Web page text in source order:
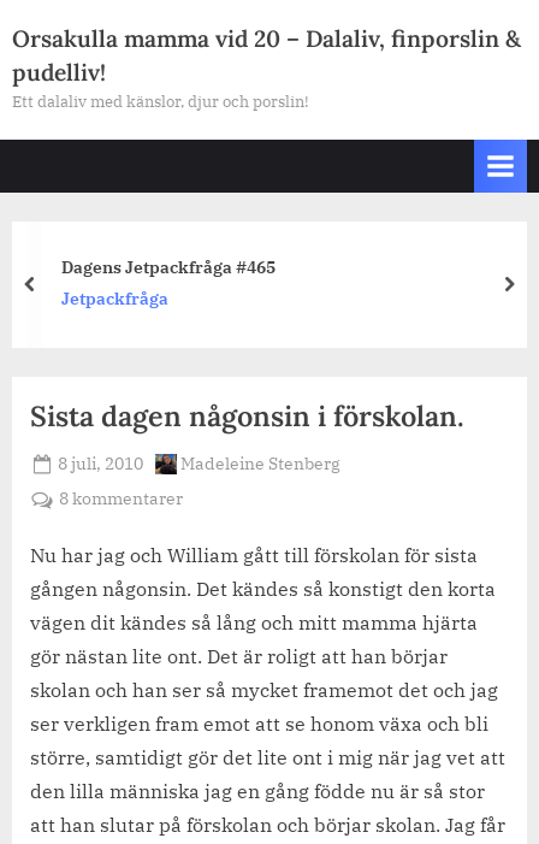
to
content
Orsakulla mamma vid 20 – Dalaliv, finporslin &
pudelliv!
Ett dalaliv med känslor, djur och porslin!
Dagens Jetpackfråga #465
Jetpackfråga
prev
Sista dagen någonsin i förskolan.
Posted
on
8 juli, 2010 By
Madeleine Stenberg
8 kommentarertill
dagen
någonsin
förskolan.
Nu har jag och William gått till förskolan för sista
gången någonsin. Det kändes så konstigt den korta
vägen dit kändes så lång och mitt mamma hjärta
gör nästan lite ont. Det är roligt att han börjar
skolan och han ser så mycket framemot det och jag
ser verkligen fram emot att se honom växa och bli
större, samtidigt gör det lite ont i mig när jag vet att
den lilla människa jag en gång födde nu är så stor
att han slutar på förskolan och börjar skolan. Jag får